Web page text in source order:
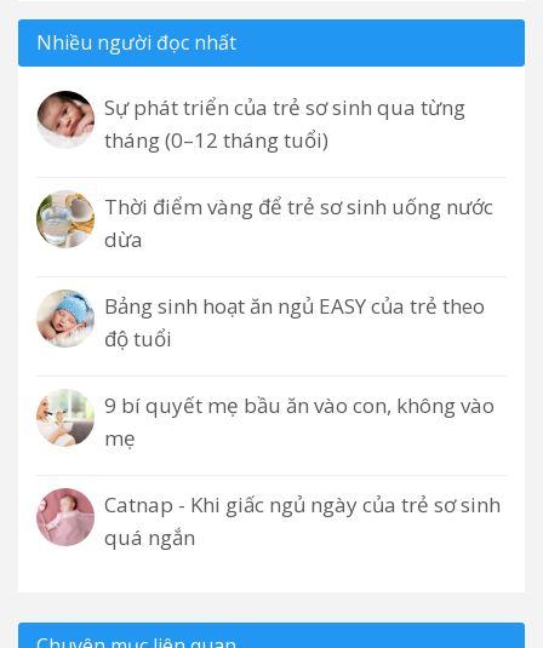
Nhiều người đọc nhất
Sự phát triển của trẻ sơ sinh qua từng
tháng (0–12 tháng tuổi)
Thời điểm vàng để trẻ sơ sinh uống nước
dừa
Bảng sinh hoạt ăn ngủ EASY của trẻ theo
độ tuổi
9 bí quyết mẹ bầu ăn vào con, không vào
mẹ
Catnap - Khi giấc ngủ ngày của trẻ sơ sinh
quá ngắn